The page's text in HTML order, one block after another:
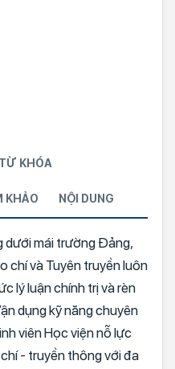
TỪ KHÓA
KHẢO NỘI DUNG
dưới mái trường Đảng,
chí và Tuyên truyền luôn
lý luận chính trị và rèn
dụng kỹ năng chuyên
viên Học viện nỗ lực
- truyền thông với đa